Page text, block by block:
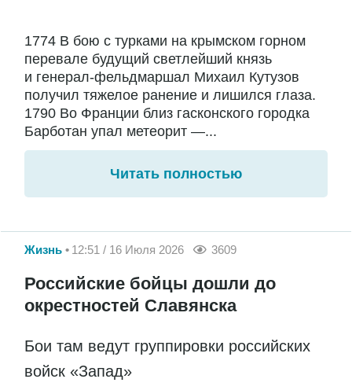
1774 В бою с турками на крымском горном
перевале будущий светлейший князь
и генерал-фельдмаршал Михаил Кутузов
получил тяжелое ранение и лишился глаза.
1790 Во Франции близ гасконского городка
Барботан упал метеорит —...
Читать полностью
Жизнь 12:51 / 16 Июля 2026 3609
Российские бойцы дошли до
окрестностей Славянска
Бои там ведут группировки российских
войск «Запад»